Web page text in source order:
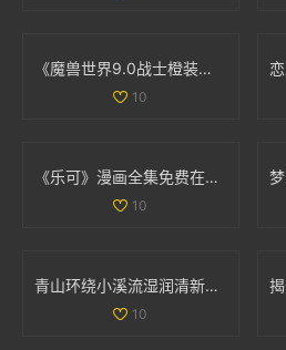
《魔兽世界9.0战士橙装全攻略：助你无敌于艾泽拉斯》
10
《乐可》漫画全集免费在线阅读，畅享精彩剧情与精彩角色
10
青山环绕小溪流湿润清新无泥恼人的田园景象
10